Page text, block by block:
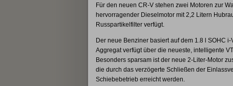
Für den neuen CR-V stehen zwei Motoren zur
hervorragender Dieselmotor mit 2,2 Litern
Russpartikelfilter verfügt.
Der neue Benziner basiert auf dem 1.8 l SOHC
Aggregat verfügt über die neueste, intelligente
Besonders sparsam ist der neue 2-Liter-Motor
die durch das verzögerte Schließen der
Schiebebetrieb erreicht werden.